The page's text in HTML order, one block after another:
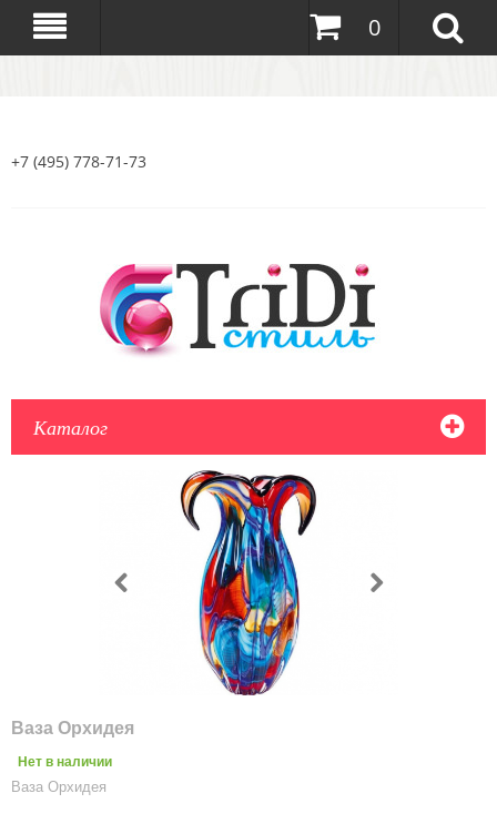
0
+7 (495) 778-71-73
Каталог
Ваза Орхидея
Нет в наличии
Ваза Орхидея